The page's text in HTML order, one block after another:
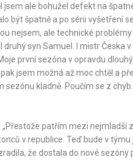
ale bohužel defekt na
být špatně a po sérii vyšetření
nejsem, ale technické
syn Samuel. I mistr Česka
první sezóna v opravdu
jsem možná až moc chtěl a
kladně. Poučím se z
patřím mezi nejmladší
v republice. Teď bude v týmu
že dostala do nové sezóny